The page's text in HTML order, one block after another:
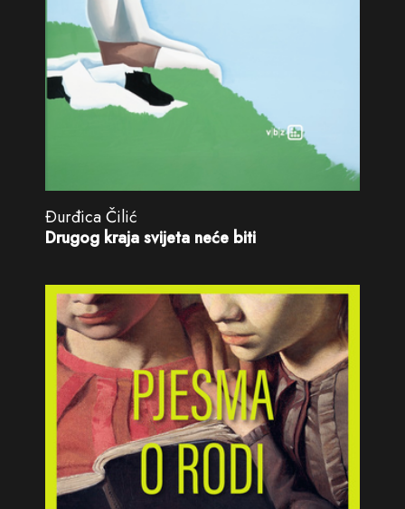
Ðurđica Čilić
Drugog kraja svijeta neće biti